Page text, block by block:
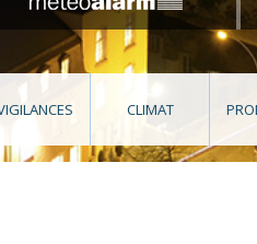
CLIMAT